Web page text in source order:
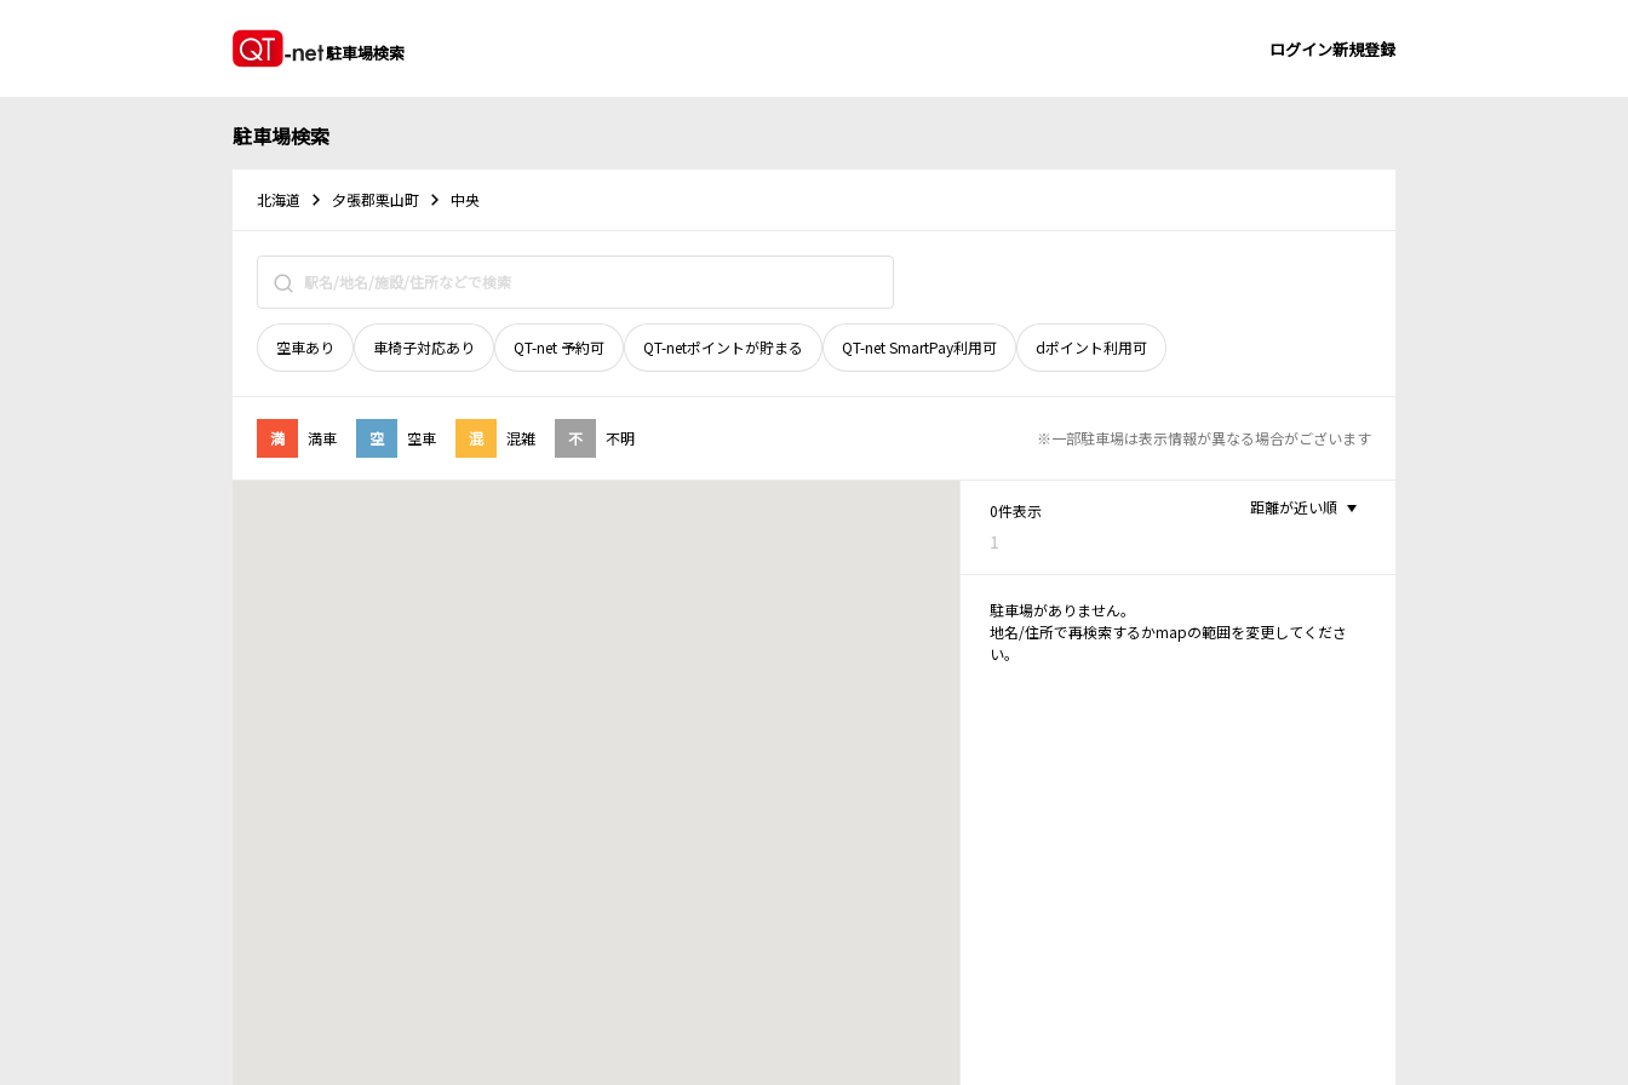
駐車場検索 ログイン新規登録
駐車場検索
北海道 夕張郡栗山町 中央
空車あり 車椅子対応あり QT-net 予約可 QT-netポイントが貯まる QT-net SmartPay利用可 dポイント利用可
満 満車 空 空車 混 混雑 不 不明 ※一部駐車場は表示情報が異なる場合がございます
0件表示
1
距離が近い順
駐車場がありません。
地名/住所で再検索するかmapの範囲を変更してくださ
い。